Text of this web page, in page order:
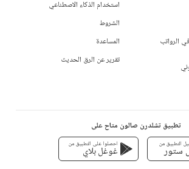
الرواتب
استخدام الذكاء الاصطناعي
الشروط
المساعدة
تقرير عن الرق الحديث
تطبيق تشلدرن صالون متاح على
التطبيق من
ستور
احصلوا على التطبيق من
غوغل بلاي